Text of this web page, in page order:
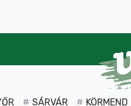
SÁRVÁR KÖRMEND